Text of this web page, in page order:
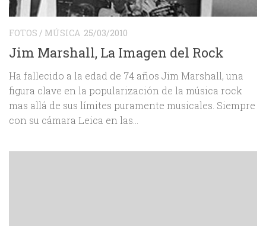
FOTOS / MÚSICA 25/03/2010
Jim Marshall, La Imagen del Rock
Ha fallecido a la edad de 74 años Jim Marshall, una
figura clave en la popularización de la música rock
mas allá de sus límites puramente musicales. Siempre
con su cámara Leica en las...